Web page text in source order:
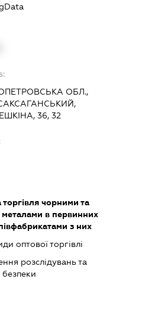
ОБЛ.,
36, 32
торгівля чорними та
в первинних
з них
оптової торгівлі
розслідувань та
безпеки